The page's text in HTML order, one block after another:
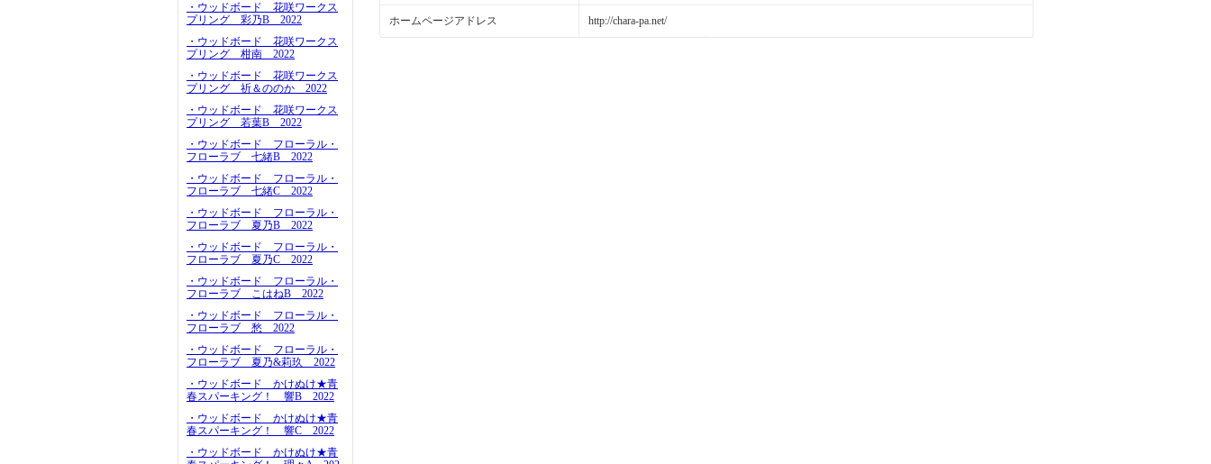
・ウッドボード 花咲ワークス
プリング 彩乃B 2022
・ウッドボード 花咲ワークス
プリング 柑南 2022
・ウッドボード 花咲ワークス
プリング 祈＆ののか 2022
・ウッドボード 花咲ワークス
プリング 若葉B 2022
・ウッドボード フローラル・
フローラブ 七緒B 2022
・ウッドボード フローラル・
フローラブ 七緒C 2022
・ウッドボード フローラル・
フローラブ 夏乃B 2022
・ウッドボード フローラル・
フローラブ 夏乃C 2022
・ウッドボード フローラル・
フローラブ こはねB 2022
・ウッドボード フローラル・
フローラブ 愁 2022
・ウッドボード フローラル・
フローラブ 夏乃&莉玖 2022
・ウッドボード かけぬけ★青
春スパーキング！ 響B 2022
・ウッドボード かけぬけ★青
春スパーキング！ 響C 2022
・ウッドボード かけぬけ★青
ホームページアドレス http://chara-pa.net/